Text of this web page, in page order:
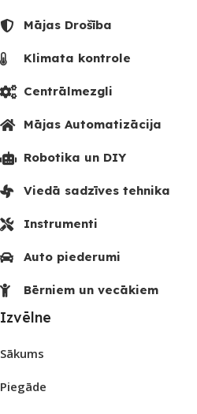
Mājas Drošība
Klimata kontrole
Centrālmezgli
Mājas Automatizācija
Robotika un DIY
Viedā sadzīves tehnika
Instrumenti
Auto piederumi
Bērniem un vecākiem
Izvēlne
Sākums
Piegāde